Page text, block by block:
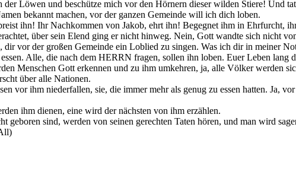
der Löwen und beschütze mich vor den Hörnern dieser wilden Stiere! Und
bekannt machen, vor der ganzen Gemeinde will ich dich loben.
ihn! Ihr Nachkommen von Jakob, ehrt ihn! Begegnet ihm in Ehrfurcht,
über sein Elend ging er nicht hinweg. Nein, Gott wandte sich nicht
vor der großen Gemeinde ein Loblied zu singen. Was ich dir in meiner
Alle, die nach dem HERRN fragen, sollen ihn loben. Euer Leben lang
Menschen Gott erkennen und zu ihm umkehren, ja, alle Völker werden
über alle Nationen.
vor ihm niederfallen, sie, die immer mehr als genug zu essen hatten. Ja,
ihm dienen, eine wird der nächsten von ihm erzählen.
geboren sind, werden von seinen gerechten Taten hören, und man wird